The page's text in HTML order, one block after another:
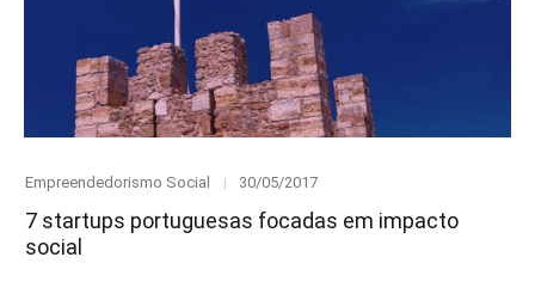
Category
Empreendedorismo Social
Posted
30/05/2017
7 startups portuguesas focadas em impacto
social